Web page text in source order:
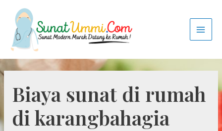
Biaya sunat di rumah
di karangbahagia